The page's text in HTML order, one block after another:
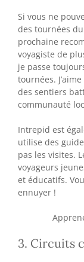
Si vous ne
des tournées
prochaine
voyagiste de
je passe
tournées.
des sentiers
communauté
Intrepid est
utilise des
pas les visites.
voyageurs
et éducatifs.
ennuyer !
3. Circuits